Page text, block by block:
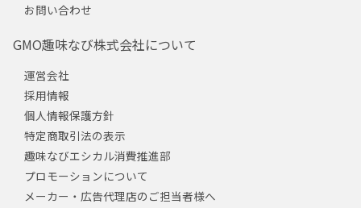
お問い合わせ
GMO趣味なび株式会社について
運営会社
採用情報
個人情報保護方針
特定商取引法の表示
趣味なびエシカル消費推進部
プロモーションについて
メーカー・広告代理店のご担当者様へ